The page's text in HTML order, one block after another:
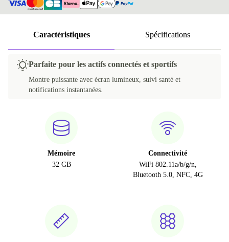
Caractéristiques Spécifications
Parfaite pour les actifs connectés et sportifs
Montre puissante avec écran lumineux, suivi santé et
notifications instantanées.
Mémoire
32 GB
Connectivité
WiFi 802.11a/b/g/n,
Bluetooth 5.0, NFC, 4G